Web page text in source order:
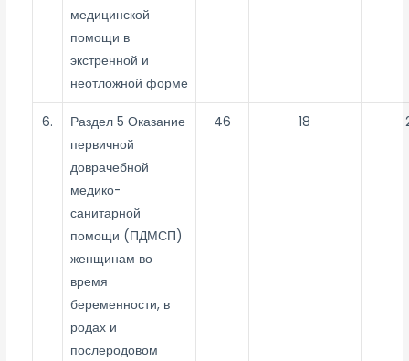
медицинской
помощи в
экстренной и
неотложной форме
6.
Раздел 5 Оказание
первичной
доврачебной
медико-
санитарной
помощи (ПДМСП)
женщинам во
время
беременности, в
родах и
послеродовом
46 18